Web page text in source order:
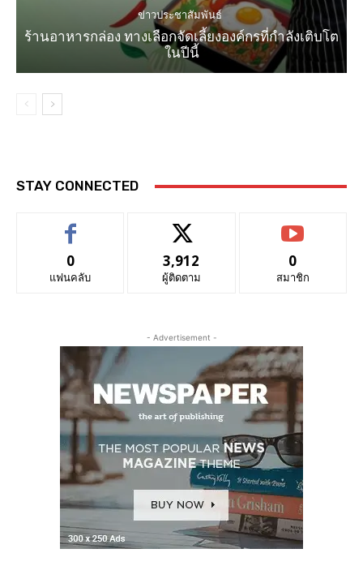
ข่าวประชาสัมพันธ์
ร้านอาหารกล่อง ทางเลือกจัดเลี้ยงองค์กรที่กำลังเติบโต
ในปีนี้
STAY CONNECTED
0
แฟนคลับ
3,912
ผู้ติดตาม
0
สมาชิก
- Advertisement -